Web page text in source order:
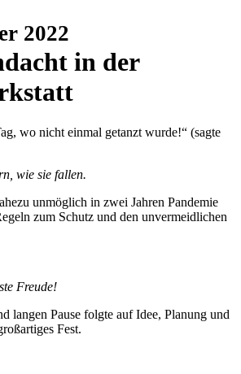
2022
in der
wo nicht einmal getanzt wurde!“ (sagte
wie sie fallen.
unmöglich in zwei Jahren Pandemie
zum Schutz und den unvermeidlichen
Freude!
langen Pause folgte auf Idee, Planung und
Fest.